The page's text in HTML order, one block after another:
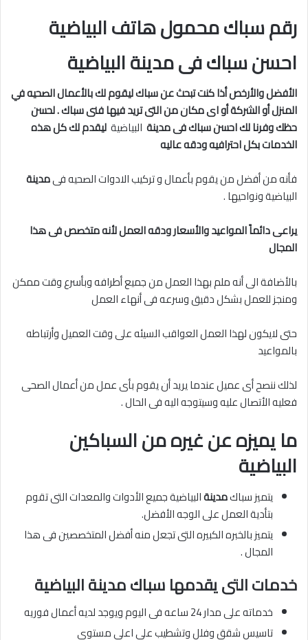
رقم سباك محمول هاتف البياضية
احسن سباك فى مدينة البياضية
الأفضل والأرخص أذا كنت تبحث عن سباك ليقوم لك بالأعمال الصحيه في
المنزل أو الشركة أو اى مكان من التى تريد فيها فنى سباك . لحسن
حظك وفرنا لك احسن سباك فى مدينة البياضية ليقدم لك كل هذه
الخدمات بكل احترافيه ودقه عاليه
فأنه من أفضل من يقوم بأعمال و تركيب الادوات الصحيه فىمدينة
البياضية ونواحيها .
يراعى دائماً المواعيد والأسعار ودقه العمل لأنه متخصص فى هذا
المجال
بالأضافة الى أنه ملم بهذا العمل من جميع أطرافه وبأسرع وقت ممكن
ومنجز للعمل بشكل دقيق وسرعه فى أنهاء العمل
حتى لايكون لهذا العمل العواقب السيئه على وقت العميل وأرتباطه
بالمواعيد
لذلك ننصح أى عميل عندما يريد أن يقوم بأى عمل من أعمال الصحى
فعليه الأتصال عليه وسيتوجه اليه فى الحال .
ما يميزه عن غيره من السباكين
البياضية
يتميز سباكمدينةالبياضية جميع الأدوات والمعدات التى تقوم
بتأدية العمل على الوجه الأفضل.
يتميز بالخبره الكبيره التى تجعل منه أفضل المتخصصين فى هذا
المجال .
خدمات التى يقدمها سباك مدينة البياضية
خدماته على مدار 24 ساعه فى اليوم ويوجد لديه أعمال فوريه
تاسيس شقق وفلل وتشطيب علي اعلي مستوى